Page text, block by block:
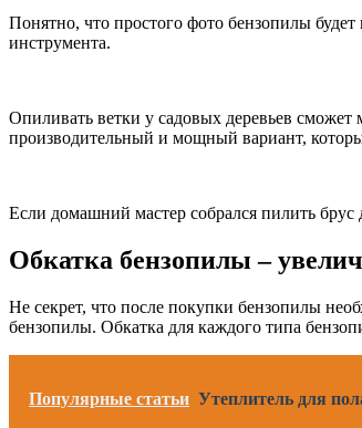
Понятно, что простого фото бензопилы
инструмента.
Опиливать ветки у садовых деревьев сможет
производительный и мощный вариант,
Если домашний мастер собрался пилить
Обкатка бензопилы –
Не секрет, что после покупки бензопилы
бензопилы. Обкатка для каждого типа
Популярные статьи Утеплитель для